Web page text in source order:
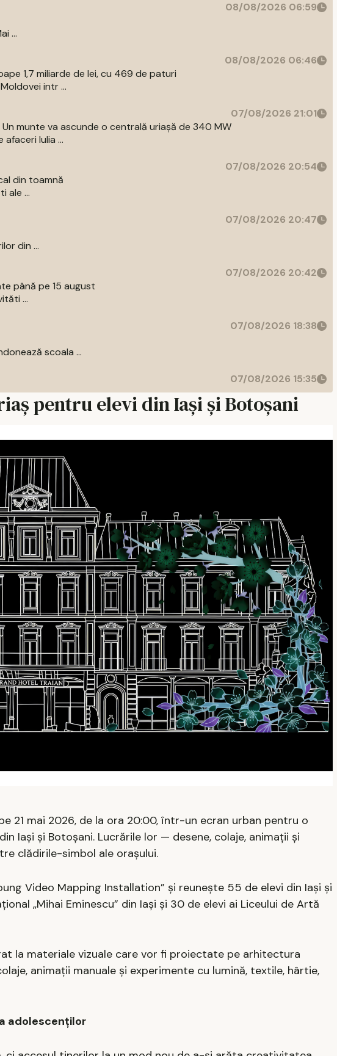
08/08/2026 06:59
...
08/08/2026 06:46
1,7 miliarde de lei, cu 469 de paturi
intr ...
07/08/2026 21:01
munte va ascunde o centrală uriașă de 340 MW
Iulia ...
07/08/2026 20:54
din toamnă
ale ...
07/08/2026 20:47
din ...
07/08/2026 20:42
până pe 15 august
...
07/08/2026 18:38
scoala ...
07/08/2026 15:35
pentru elevi din Iași și Botoșani
21 mai 2026, de la ora 20:00, într-un ecran urban pentru o
Iași și Botoșani. Lucrările lor — desene, colaje, animații și
clădirile-simbol ale orașului.
Video Mapping Installation” și reunește 55 de elevi din Iași și
„Mihai Eminescu” din Iași și 30 de elevi ai Liceului de Artă
la materiale vizuale care vor fi proiectate pe arhitectura
animații manuale și experimente cu lumină, textile, hârtie,
adolescenților